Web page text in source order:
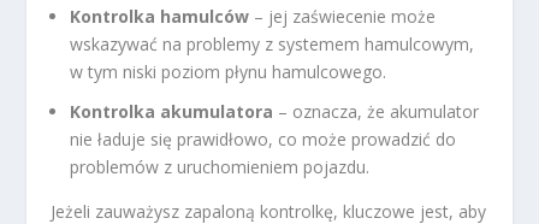
Kontrolka hamulców – jej zaświecenie może
wskazywać na problemy z systemem hamulcowym,
w tym niski poziom płynu hamulcowego.
Kontrolka akumulatora – oznacza, że akumulator
nie ładuje się prawidłowo, co może prowadzić do
problemów z uruchomieniem pojazdu.
Jeżeli zauważysz zapaloną kontrolkę, kluczowe jest, aby